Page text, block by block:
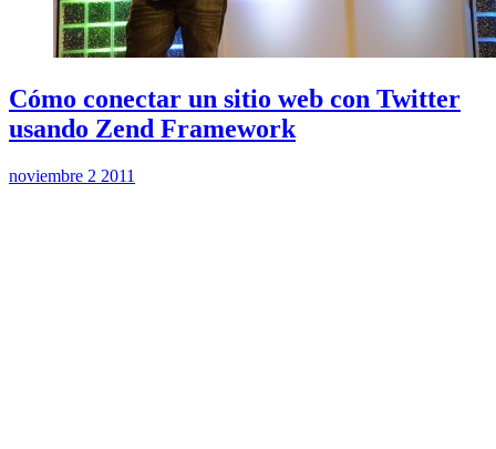
Cómo conectar un sitio web con Twitter
usando Zend Framework
noviembre 2 2011